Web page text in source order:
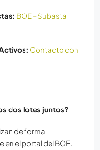
BOE – Subasta
Contacto con
dos lotes juntos?
de forma
en el portal del BOE.